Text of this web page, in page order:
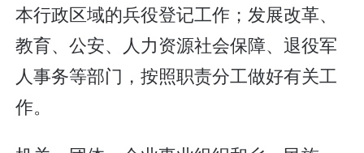
本行政区域的兵役登记工作；发展改革、
教育、公安、人力资源社会保障、退役军
人事务等部门，按照职责分工做好有关工
作。